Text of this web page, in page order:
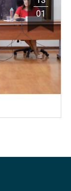
01